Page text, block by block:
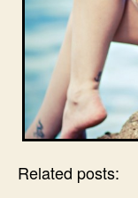
Related posts: